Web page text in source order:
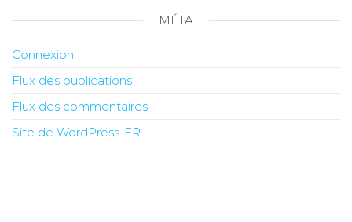
MÉTA
Connexion
Flux des publications
Flux des commentaires
Site de WordPress-FR